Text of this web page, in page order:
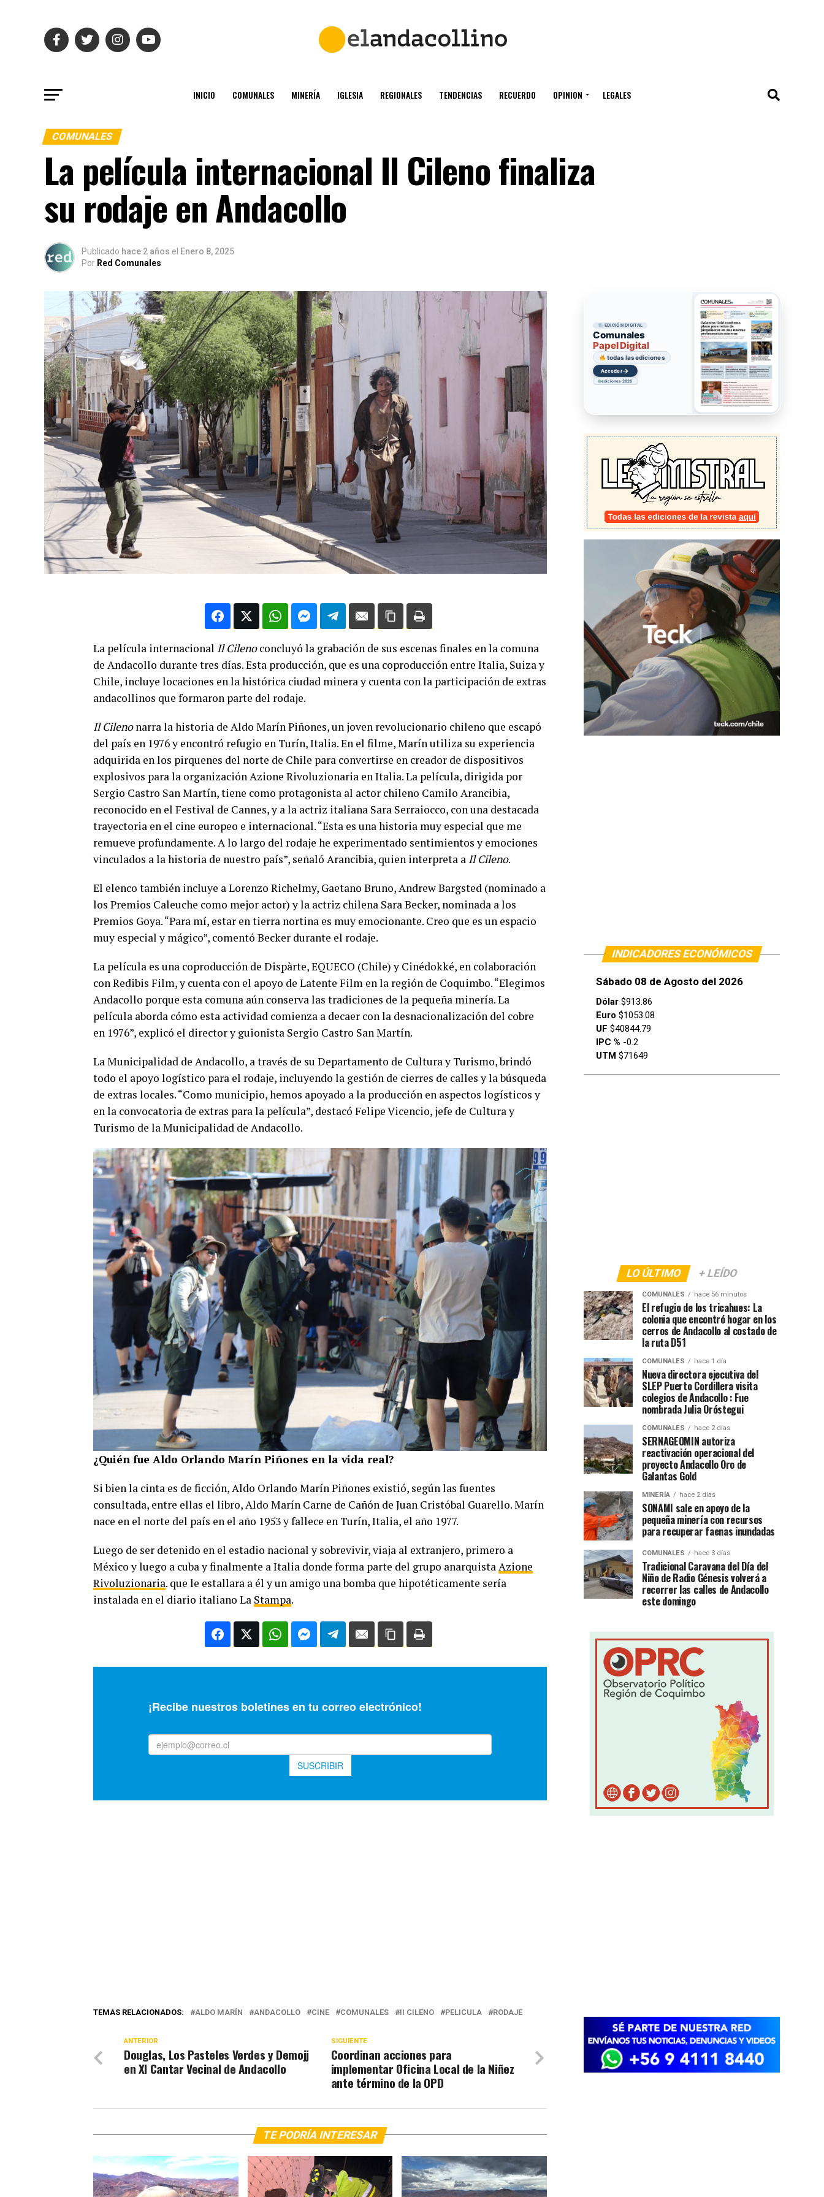
INICIO COMUNALES MINERÍA IGLESIA REGIONALES TENDENCIAS RECUERDO OPINION LEGALES
COMUNALES
La película internacional Il Cileno finaliza
su rodaje en Andacollo
Publicado hace 2 años el Enero 8, 2025
Por Red Comunales
La película internacional Il Cilenoconcluyó la grabación de sus escenas finales en la comuna
de Andacollo durante tres días. Esta producción, que es una coproducción entre Italia, Suiza y
Chile, incluye locaciones en la histórica ciudad minera y cuenta con la participación de extras
andacollinos que formaron parte del rodaje.
Il Cilenonarra la historia de Aldo Marín Piñones, un joven revolucionario chileno que escapó
del país en 1976 y encontró refugio en Turín, Italia. En el filme, Marín utiliza su experiencia
adquirida en los pirquenes del norte de Chile para convertirse en creador de dispositivos
explosivos para la organización Azione Rivoluzionaria en Italia. La película, dirigida por
Sergio Castro San Martín, tiene como protagonista al actor chileno Camilo Arancibia,
reconocido en el Festival de Cannes, y a la actriz italiana Sara Serraiocco, con una destacada
trayectoria en el cine europeo e internacional. “Esta es una historia muy especial que me
remueve profundamente. A lo largo del rodaje he experimentado sentimientos y emociones
vinculados a la historia de nuestro país”, señaló Arancibia, quien interpreta a Il Cileno.
El elenco también incluye a Lorenzo Richelmy, Gaetano Bruno, Andrew Bargsted (nominado a
los Premios Caleuche como mejor actor) y la actriz chilena Sara Becker, nominada a los
Premios Goya. “Para mí, estar en tierra nortina es muy emocionante. Creo que es un espacio
muy especial y mágico”, comentó Becker durante el rodaje.
La película es una coproducción de Dispàrte, EQUECO (Chile) y Cinédokké, en colaboración
con Redibis Film, y cuenta con el apoyo de Latente Film en la región de Coquimbo. “Elegimos
Andacollo porque esta comuna aún conserva las tradiciones de la pequeña minería. La
película aborda cómo esta actividad comienza a decaer con la desnacionalización del cobre
en 1976”, explicó el director y guionista Sergio Castro San Martín.
La Municipalidad de Andacollo, a través de su Departamento de Cultura y Turismo, brindó
todo el apoyo logístico para el rodaje, incluyendo la gestión de cierres de calles y la búsqueda
de extras locales. “Como municipio, hemos apoyado a la producción en aspectos logísticos y
en la convocatoria de extras para la película”, destacó Felipe Vicencio, jefe de Cultura y
Turismo de la Municipalidad de Andacollo.
¿Quién fue Aldo Orlando Marín Piñones en la vida real?
Si bien la cinta es de ficción, Aldo Orlando Marín Piñones existió, según las fuentes
consultada, entre ellas el libro, Aldo Marín Carne de Cañón de Juan Cristóbal Guarello. Marín
nace en el norte del país en el año 1953 y fallece en Turín, Italia, el año 1977.
Luego de ser detenido en el estadio nacional y sobrevivir, viaja al extranjero, primero a
México y luego a cuba y finalmente a Italia donde forma parte del grupo anarquistaAzione
Rivoluzionaria. que le estallara a él y un amigo una bomba que hipotéticamente sería
instalada en el diario italiano La Stampa.
TEMAS RELACIONADOS: ALDO MARÍN ANDACOLLO CINE COMUNALES II CILENO PELICULA RODAJE
SIGUIENTE
Coordinan acciones para
implementar Oficina Local de la Niñez
ante término de la OPD
ANTERIOR
Douglas, Los Pasteles Verdes y Demojj
en XI Cantar Vecinal de Andacollo
TE PODRÍA INTERESAR
EDICIÓN DIGITAL
Comunales
Papel Digital
todas las ediciones
Acceder→
ediciones 2026
INDICADORES ECONÓMICOS
Sábado 08 de Agosto del 2026
Dólar $913.86
Euro $1053.08
UF $40844.79
IPC % -0.2
UTM $71649
LO ÚLTIMO + LEÍDO
COMUNALES hace 56 minutos
El refugio de los tricahues: La
colonia que encontró hogar en los
cerros de Andacollo al costado de
la ruta D51
COMUNALES hace 1 día
Nueva directora ejecutiva del
SLEP Puerto Cordillera visita
colegios de Andacollo : Fue
nombrada Julia Oróstegui
COMUNALES hace 2 días
SERNAGEOMIN autoriza
reactivación operacional del
proyecto Andacollo Oro de
Galantas Gold
MINERÍA hace 2 días
SONAMI sale en apoyo de la
pequeña minería con recursos
para recuperar faenas inundadas
COMUNALES hace 3 días
Tradicional Caravana del Día del
Niño de Radio Génesis volverá a
recorrer las calles de Andacollo
este domingo